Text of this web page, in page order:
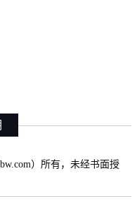
）所有，未经书面授